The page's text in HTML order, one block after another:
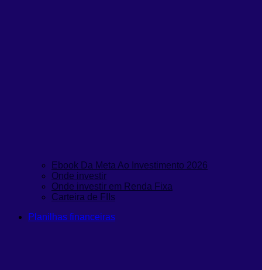
Ebook Da Meta Ao Investimento 2026
Onde investir
Onde investir em Renda Fixa
Carteira de FIIs
Planilhas financeiras